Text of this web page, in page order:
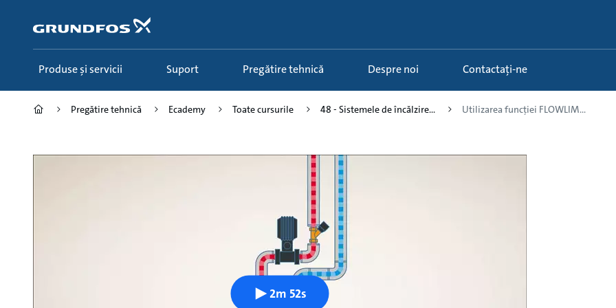
conținutul
principal
Produse și servicii Suport Pregătire tehnică Despre noi Contactați-ne
Pregătire tehnică Ecademy Toate cursurile 48 - Sistemele de încălzire... Utilizarea funcției FLOWLIM...
2m 52s